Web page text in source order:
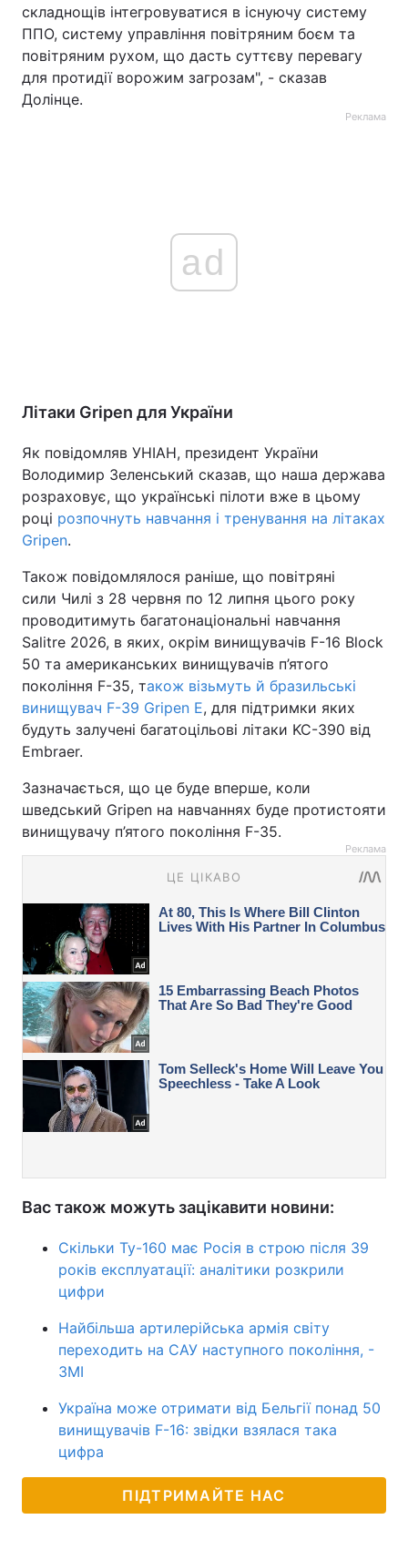
складнощів інтегровуватися в існуючу систему
ППО, систему управління повітряним боєм та
повітряним рухом, що дасть суттєву перевагу
для протидії ворожим загрозам", - сказав
Долінце.
Реклама
ad
Літаки Gripen для України
Як повідомляв УНІАН, президент України
Володимир Зеленський сказав, що наша держава
розраховує, що українські пілоти вже в цьому
році розпочнуть навчання і тренування на літаках
Gripen.
Також повідомлялося раніше, що повітряні
сили Чилі з 28 червня по 12 липня цього року
проводитимуть багатонаціональні навчання
Salitre 2026, в яких, окрім винищувачів F-16 Block
50 та американських винищувачів п’ятого
покоління F-35, також візьмуть й бразильські
винищувач F-39 Gripen E, для підтримки яких
будуть залучені багатоцільові літаки KC-390 від
Embraer.
Зазначається, що це буде вперше, коли
шведський Gripen на навчаннях буде протистояти
винищувачу п’ятого покоління F-35.
Реклама
Вас також можуть зацікавити новини:
Скільки Ту-160 має Росія в строю після 39
років експлуатації: аналітики розкрили
цифри
Найбільша артилерійська армія світу
переходить на САУ наступного покоління, -
ЗМІ
Україна може отримати від Бельгії понад 50
винищувачів F-16: звідки взялася така
цифра
ПІДТРИМАЙТЕ НАС